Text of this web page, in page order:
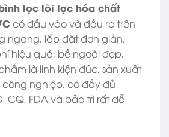
lọc lõi lọc hóa chất
có đầu vào và đầu ra trên
ngang, lắp đặt đơn giản,
hiệu quả, bề ngoài đẹp,
là linh kiện đúc, sản xuất
nghiệp, có đầy đủ
CQ, FDA và bảo trì rất dễ